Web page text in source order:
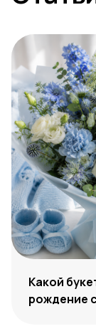
Какой
рождение